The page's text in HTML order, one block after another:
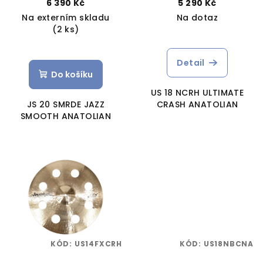
6 390 Kč
Na externím skladu
(2 ks)
Do košíku
JS 20 SMRDE JAZZ
SMOOTH ANATOLIAN
5 290 Kč
Na dotaz
Detail
US 18 NCRH ULTIMATE
CRASH ANATOLIAN
KÓD: US14FXCRH KÓD: US18NBCNA